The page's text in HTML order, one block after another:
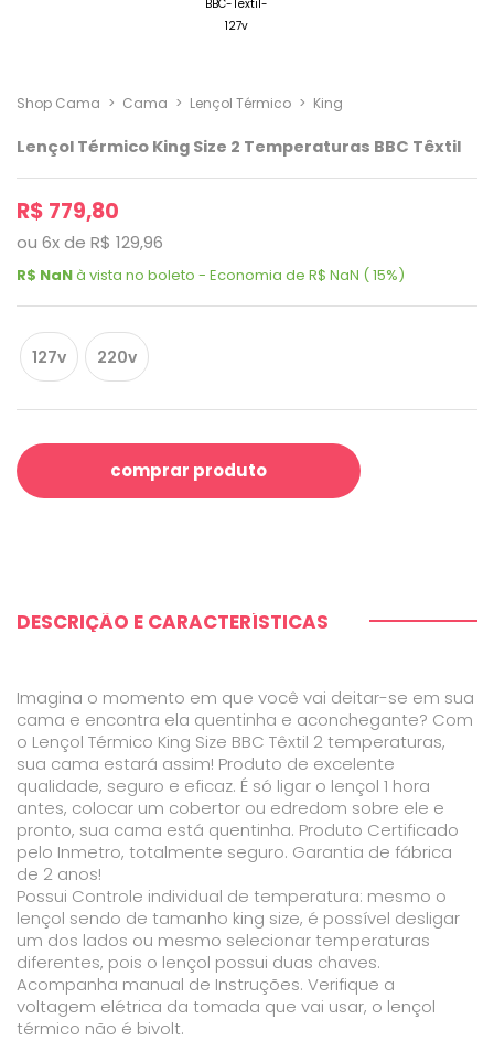
Shop Cama > Cama > Lençol Térmico > King
Lençol Térmico King Size 2 Temperaturas BBC Têxtil
R$ 779,80
ou 6xde R$ 129,96
R$ NaNà vista no boleto - Economia de R$ NaN ( 15%)
127v 220v
comprar produto
DESCRIÇÃO E CARACTERÍSTICAS
Imagina o momento em que você vai deitar-se em sua
cama e encontra ela quentinha e aconchegante? Com
o Lençol Térmico King Size BBC Têxtil 2 temperaturas,
sua cama estará assim! Produto de excelente
qualidade, seguro e eficaz. É só ligar o lençol 1 hora
antes, colocar um cobertor ou edredom sobre ele e
pronto, sua cama está quentinha. Produto Certificado
pelo Inmetro, totalmente seguro. Garantia de fábrica
de 2 anos!
Possui Controle individual de temperatura: mesmo o
lençol sendo de tamanho king size, é possível desligar
um dos lados ou mesmo selecionar temperaturas
diferentes, pois o lençol possui duas chaves.
Acompanha manual de Instruções. Verifique a
voltagem elétrica da tomada que vai usar, o lençol
térmico não é bivolt.